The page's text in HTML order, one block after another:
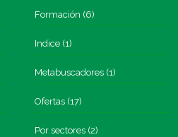
Formación (6)
Indice (1)
Metabuscadores (1)
Ofertas (17)
Por sectores (2)